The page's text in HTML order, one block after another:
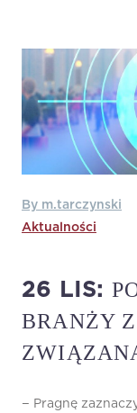
By m.tarczynski
Aktualności
26 LIS:
BRANŻY
− Pragnę